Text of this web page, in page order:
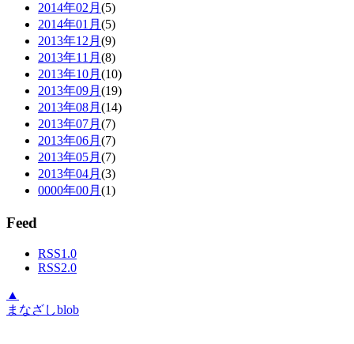
2014年02月 (5)
2014年01月 (5)
2013年12月 (9)
2013年11月 (8)
2013年10月 (10)
2013年09月 (19)
2013年08月 (14)
2013年07月 (7)
2013年06月 (7)
2013年05月 (7)
2013年04月 (3)
0000年00月 (1)
Feed
RSS1.0
RSS2.0
▲
まなざしblob